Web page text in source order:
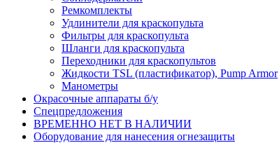
Ремкомплекты
Удлинители для краскопульта
Фильтры для краскопульта
Шланги для краскопульта
Переходники для краскопультов
Жидкости TSL (пластификатор), Pump Armor
Манометры
Окрасочные аппараты б/у
Спецпредложения
ВРЕМЕННО НЕТ В НАЛИЧИИ
Оборудование для нанесения огнезащиты